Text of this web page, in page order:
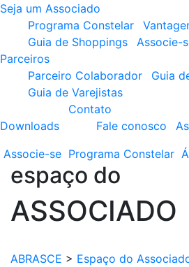
Seja um Associado
Programa Constelar
Guia de Shoppings
Associe-
Parceiros
Parceiro Colaborador
Guia
Guia de Varejistas
Downloads
Contato
Fale conosco
Associe-se Programa Constelar
espaço do
ASSOCIADO
ABRASCE > Espaço do